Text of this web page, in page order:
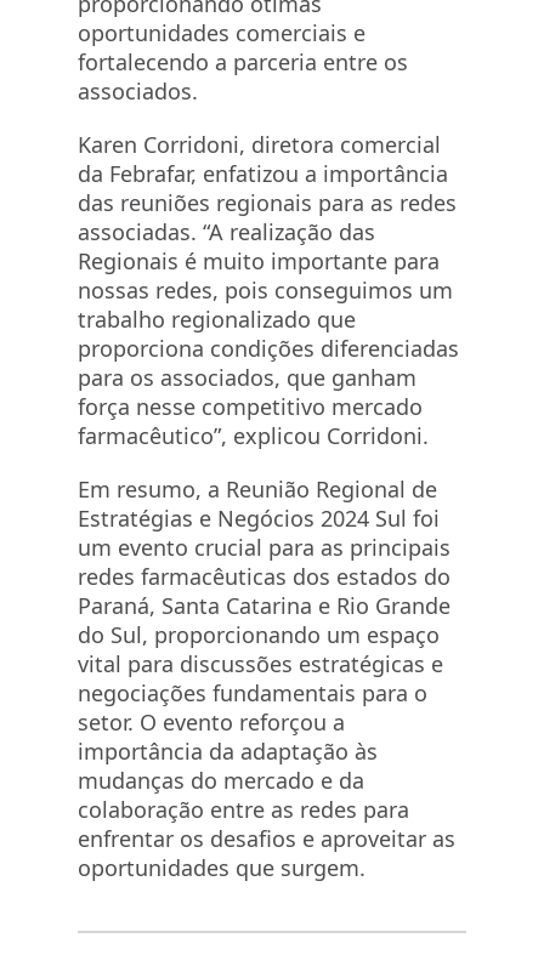
oportunidades comerciais e
fortalecendo a parceria entre os
associados.
Karen Corridoni, diretora comercial
da Febrafar, enfatizou a importância
das reuniões regionais para as redes
associadas. “A realização das
Regionais é muito importante para
nossas redes, pois conseguimos um
trabalho regionalizado que
proporciona condições diferenciadas
para os associados, que ganham
força nesse competitivo mercado
farmacêutico”, explicou Corridoni.
Em resumo, a Reunião Regional de
Estratégias e Negócios 2024 Sul foi
um evento crucial para as principais
redes farmacêuticas dos estados do
Paraná, Santa Catarina e Rio Grande
do Sul, proporcionando um espaço
vital para discussões estratégicas e
negociações fundamentais para o
setor. O evento reforçou a
importância da adaptação às
mudanças do mercado e da
colaboração entre as redes para
enfrentar os desafios e aproveitar as
oportunidades que surgem.